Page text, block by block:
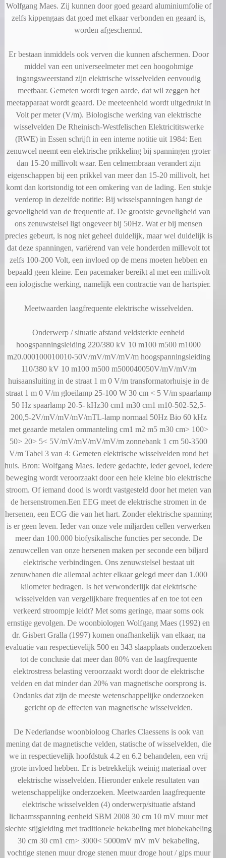
Wolfgang Maes. Zij kunnen door goed geaard aluminiumfolie of
zelfs kippengaas dat goed met elkaar verbonden en geaard is,
worden afgeschermd.
Er bestaan inmiddels ook verven die kunnen afschermen. Door
middel van een universeelmeter met een hoogohmige
ingangsweerstand zijn elektrische wisselvelden eenvoudig
meetbaar. Gemeten wordt tegen aarde, dat wil zeggen het
meetapparaat wordt geaard. De meeteenheid wordt uitgedrukt in
Volt per meter (V/m). Biologische werking van elektrische
wisselvelden De Rheinisch-Westfelischen Elektricititswerke
(RWE) in Essen schrijft in een interne notitie uit 1984: Een
zenuwcel neemt een elektrische prikkeling bij spanningen groter
dan 15-20 millivolt waar. Een celmembraan verandert zijn
eigenschappen bij een prikkel van meer dan 15-20 millivolt, het
komt dan kortstondig tot een omkering van de lading. Een stukje
verderop in dezelfde notitie: Bij wisselspanningen hangt de
gevoeligheid van de frequentie af. De grootste gevoeligheid van
ons zenuwstelsel ligt ongeveer bij 50Hz. Wat er bij mensen
precies gebeurt, is nog niet geheel duidelijk, maar wel duidelijk is
dat deze spanningen, variërend van vele honderden millevolt tot
zelfs 100-200 Volt, een invloed op de mens moeten hebben en
bepaald geen kleine. Een pacemaker bereikt al met een millivolt
een iologische werking, namelijk een contractie van de hartspier.
Meetwaarden laagfrequente elektrische wisselvelden.
Onderwerp / situatie afstand veldsterkte eenheid
hoogspanningsleiding 220/380 kV 10 m100 m500 m1000
m20.000100010010-50V/mV/mV/mV/m hoogspanningsleiding
110/380 kV 10 m100 m500 m500040050V/mV/mV/m
huisaansluiting in de straat 1 m 0 V/m transformatorhuisje in de
straat 1 m 0 V/m gloeilamp 25-100 W 30 cm < 5 V/m spaarlamp
50 Hz spaarlamp 20-5- kHz30 cm1 m30 cm1 m10-502-52,5-
200,5-2V/mV/mV/mV/mTL-lamp normaal 50Hz Bio 60 kHz
met geaarde metalen ommanteling cm1 m2 m5 m30 cm> 100>
50> 20> 5< 5V/mV/mV/mV/mV/m zonnebank 1 cm 50-3500
V/m Tabel 3 van 4: Gemeten elektrische wisselvelden rond het
huis. Bron: Wolfgang Maes. Iedere gedachte, ieder gevoel, iedere
beweging wordt veroorzaakt door een hele kleine bio elektrische
stroom. Of iemand dood is wordt vastgesteld door het meten van
de hersenstromen.Een EEG meet de elektrische stromen in de
hersenen, een ECG die van het hart. Zonder elektrische spanning
is er geen leven. Ieder van onze vele miljarden cellen verwerken
meer dan 100.000 biofysikalische functies per seconde. De
zenuwcellen van onze hersenen maken per seconde een biljard
elektrische verbindingen. Ons zenuwstelsel bestaat uit
zenuwbanen die allemaal achter elkaar gelegd meer dan 1.000
kilometer bedragen. Is het verwonderlijk dat elektrische
wisselvelden van vergelijkbare frequenties af en toe tot een
verkeerd stroompje leidt? Met soms geringe, maar soms ook
ernstige gevolgen. De woonbiologen Wolfgang Maes (1992) en
dr. Gisbert Gralla (1997) komen onafhankelijk van elkaar, na
evaluatie van respectievelijk 500 en 343 slaapplaats onderzoeken
tot de conclusie dat meer dan 80% van de laagfrequente
elektrostress belasting veroorzaakt wordt door de elektrische
velden en dat minder dan 20% van magnetische oorsprong is.
Ondanks dat zijn de meeste wetenschappelijke onderzoeken
gericht op de effecten van magnetische wisselvelden.
De Nederlandse woonbioloog Charles Claessens is ook van
mening dat de magnetische velden, statische of wisselvelden, die
we in respectievelijk hoofdstuk 4.2 en 6.2 behandelen, een vrij
grote invloed hebben. Er is betrekkelijk weinig materiaal over
elektrische wisselvelden. Hieronder enkele resultaten van
wetenschappelijke onderzoeken. Meetwaarden laagfrequente
elektrische wisselvelden (4) onderwerp/situatie afstand
lichaamsspanning eenheid SBM 2008 30 cm 10 mV muur met
slechte stijgleiding met traditionele bekabeling met biobekabeling
30 cm 30 cm1 cm> 3000< 5000mV mV mV bekabeling,
vochtige stenen muur droge stenen muur droge hout / gips muur